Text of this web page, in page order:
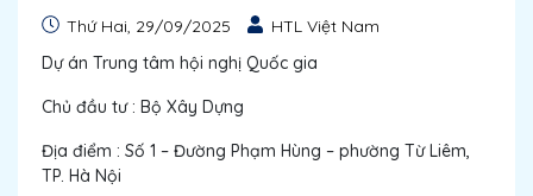
Thứ Hai, 29/09/2025
HTL Việt Nam
Dự án Trung tâm hội nghị Quốc gia
Chủ đầu tư : Bộ Xây Dựng
Địa điểm : Số 1 – Đường Phạm Hùng – phường Từ Liêm,
TP. Hà Nội